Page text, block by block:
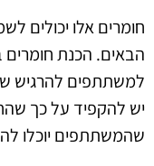
חומרים אלו יכולים
הבאים. הכנת חומרים
למשתתפים להרגיש
יש להקפיד על כך
שהמשתתפים יוכלו